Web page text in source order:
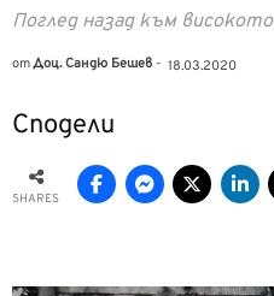
Поглед назад към високото
отДоц. Сандю Бешев - 18.03.2020
Сподели
SHARES